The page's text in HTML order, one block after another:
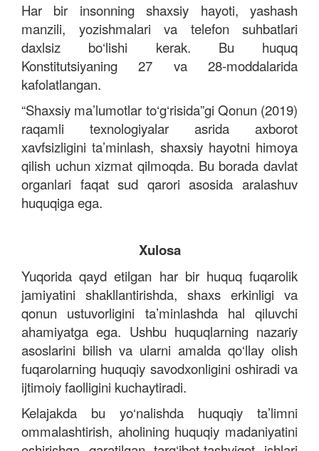
Har bir insonning shaxsiy hayoti, yashash
manzili, yozishmalari va telefon suhbatlari
daxlsiz bo‘lishi kerak. Bu huquq
Konstitutsiyaning 27 va 28-moddalarida
kafolatlangan.
“Shaxsiy ma’lumotlar to‘g‘risida”gi Qonun (2019)
raqamli texnologiyalar asrida axborot
xavfsizligini ta’minlash, shaxsiy hayotni himoya
qilish uchun xizmat qilmoqda. Bu borada davlat
organlari faqat sud qarori asosida aralashuv
huquqiga ega.
Xulosa
Yuqorida qayd etilgan har bir huquq fuqarolik
jamiyatini shakllantirishda, shaxs erkinligi va
qonun ustuvorligini ta’minlashda hal qiluvchi
ahamiyatga ega. Ushbu huquqlarning nazariy
asoslarini bilish va ularni amalda qo‘llay olish
fuqarolarning huquqiy savodxonligini oshiradi va
ijtimoiy faolligini kuchaytiradi.
Kelajakda bu yo‘nalishda huquqiy ta’limni
ommalashtirish, aholining huquqiy madaniyatini